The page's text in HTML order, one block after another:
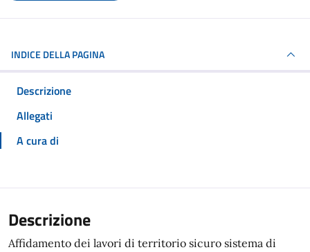
INDICE DELLA PAGINA
Descrizione
Allegati
A cura di
Descrizione
Affidamento dei lavori di territorio sicuro sistema di